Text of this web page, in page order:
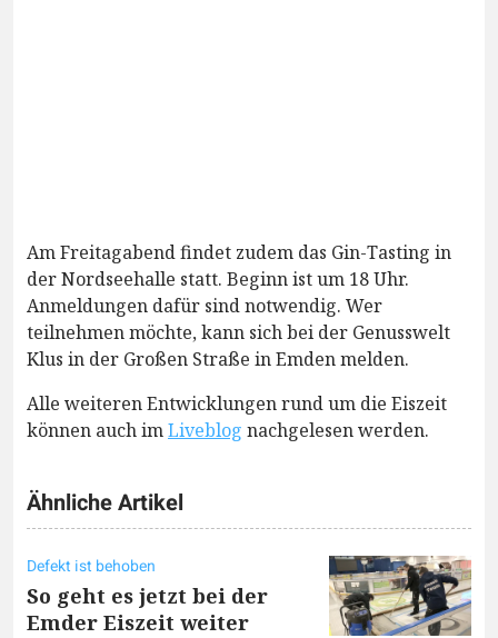
Am Freitagabend findet zudem das Gin-Tasting in
der Nordseehalle statt. Beginn ist um 18 Uhr.
Anmeldungen dafür sind notwendig. Wer
teilnehmen möchte, kann sich bei der Genusswelt
Klus in der Großen Straße in Emden melden.
Alle weiteren Entwicklungen rund um die Eiszeit
können auch imLiveblog nachgelesen werden.
Ähnliche Artikel
Defekt ist behoben
So geht es jetzt bei der
Emder Eiszeit weiter